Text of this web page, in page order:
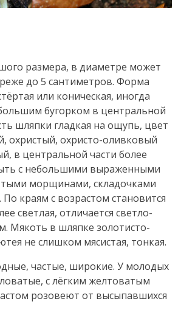
размера, в диаметре может
до 5 сантиметров. Форма
или коническая, иногда
бугорком в центральной
шляпки гладкая на ощупь, цвет
охристый, охристо-оливковый
в центральной части более
с небольшими выраженными
морщинами, складочками
краям с возрастом становится
светлая, отличается светло-
Мякоть в шляпке золотисто-
не слишком мясистая, тонкая.
частые, широкие. У молодых
с лёгким желтоватым
розовеют от высыпавшихся